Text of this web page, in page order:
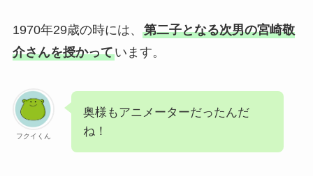
1970年29歳の時には、 第二子となる次男の宮崎敬
介さんを授かっています。
フクイくん
奥様もアニメーターだったんだ
ね！